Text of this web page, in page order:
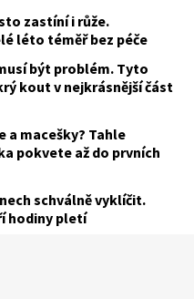
zastíní i růže.
léto téměř bez péče
být problém. Tyto
kout v nejkrásnější část
a macešky? Tahle
pokvete až do prvních
schválně vyklíčit.
hodiny pletí